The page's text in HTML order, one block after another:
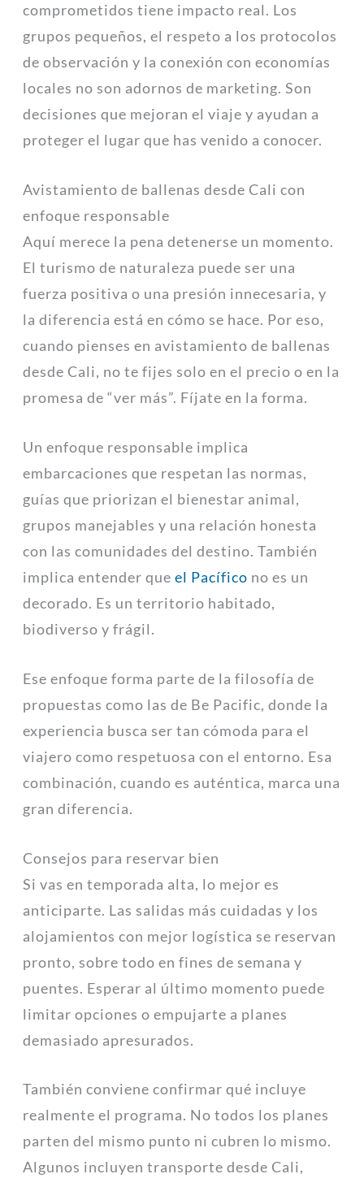
comprometidos tiene impacto real. Los
grupos pequeños, el respeto a los protocolos
de observación y la conexión con economías
locales no son adornos de marketing. Son
decisiones que mejoran el viaje y ayudan a
proteger el lugar que has venido a conocer.
Avistamiento de ballenas desde Cali con
enfoque responsable
Aquí merece la pena detenerse un momento.
El turismo de naturaleza puede ser una
fuerza positiva o una presión innecesaria, y
la diferencia está en cómo se hace. Por eso,
cuando pienses en avistamiento de ballenas
desde Cali, no te fijes solo en el precio o en la
promesa de “ver más”. Fíjate en la forma.
Un enfoque responsable implica
embarcaciones que respetan las normas,
guías que priorizan el bienestar animal,
grupos manejables y una relación honesta
con las comunidades del destino. También
implica entender que el Pacífico no es un
decorado. Es un territorio habitado,
biodiverso y frágil.
Ese enfoque forma parte de la filosofía de
propuestas como las de Be Pacific, donde la
experiencia busca ser tan cómoda para el
viajero como respetuosa con el entorno. Esa
combinación, cuando es auténtica, marca una
gran diferencia.
Consejos para reservar bien
Si vas en temporada alta, lo mejor es
anticiparte. Las salidas más cuidadas y los
alojamientos con mejor logística se reservan
pronto, sobre todo en fines de semana y
puentes. Esperar al último momento puede
limitar opciones o empujarte a planes
demasiado apresurados.
También conviene confirmar qué incluye
realmente el programa. No todos los planes
parten del mismo punto ni cubren lo mismo.
Algunos incluyen transporte desde Cali,